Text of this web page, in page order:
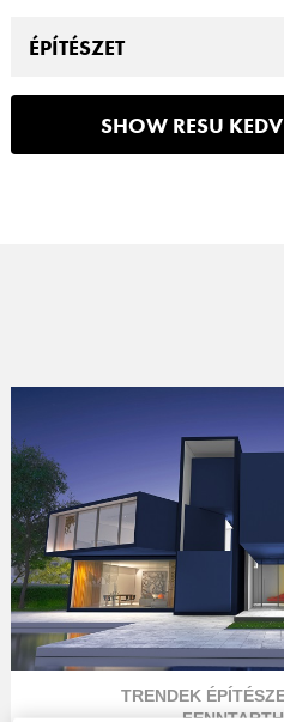
SHOW RESU
TRENDEK